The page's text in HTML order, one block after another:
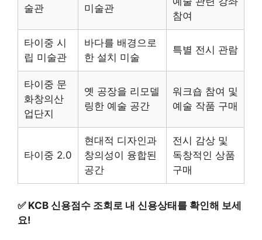
술관
미술관
참여
타이중 시
립 미술관
바다를 배경으로
한 설치 미술
특별 전시 관람
타이중 문
화창의산
업단지
옛 공장을 리모델
링한 예술 공간
워크숍 참여 및
예술 작품 구매
타이중 2.0
현대적 디자인과
창의성이 융합된
공간
전시 감상 및
독창적인 상품
구매
✅ KCB 신용점수 조회로 내 신용상태를 확인해 보세
요!